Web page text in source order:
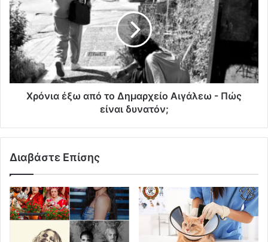
Χρόνια έξω από το Δημαρχείο Αιγάλεω - Πώς
είναι δυνατόν;
Διαβάστε Επίσης